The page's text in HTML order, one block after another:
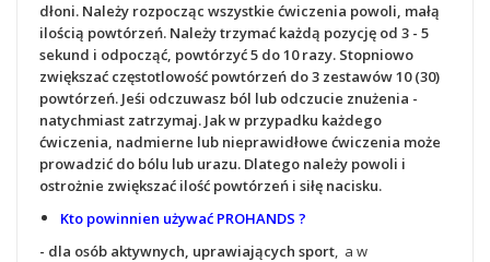
dłoni. Należy rozpocząc wszystkie ćwiczenia powoli, małą
ilością powtórzeń. Należy trzymać każdą pozycję od 3 - 5
sekund i odpocząć, powtórzyć 5 do 10 razy. Stopniowo
zwiększać częstotlowość powtórzeń do 3 zestawów 10 (30)
powtórzeń. Jeśi odczuwasz ból lub odczucie znużenia -
natychmiast zatrzymaj. Jak w przypadku każdego
ćwiczenia, nadmierne lub nieprawidłowe ćwiczenia może
prowadzić do bólu lub urazu. Dlatego należy powoli i
ostrożnie zwiększać ilość powtórzeń i siłę nacisku.
Kto powinnien używać PROHANDS ?
- dla osób aktywnych, uprawiających sport, a w